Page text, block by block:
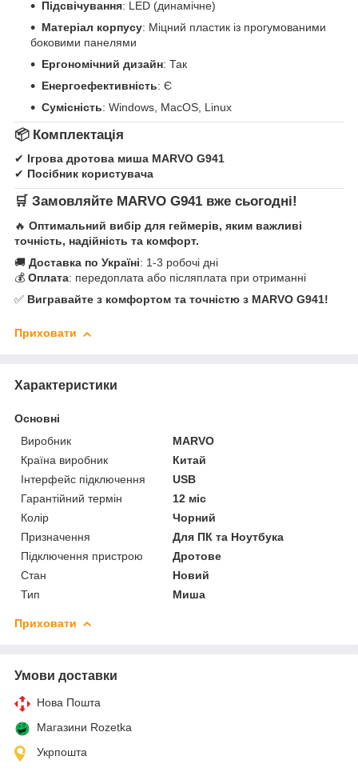
Підсвічування: LED (динамічне)
Матеріал корпусу: Міцний пластик із прогумованими
боковими панелями
Ергономічний дизайн: Так
Енергоефективність: Є
Сумісність: Windows, MacOS, Linux
📦 Комплектація
✔ Ігрова дротова миша MARVO G941
✔ Посібник користувача
🛒 Замовляйте MARVO G941 вже сьогодні!
🔥 Оптимальний вибір для геймерів, яким важливі
точність, надійність та комфорт.
🚚 Доставка по Україні: 1-3 робочі дні
💰 Оплата: передоплата або післяплата при отриманні
✅ Вигравайте з комфортом та точністю з MARVO G941!
Приховати
Характеристики
Основні
Виробник
MARVO
Країна виробник
Китай
Інтерфейс підключення
USB
Гарантійний термін
12 міс
Колір
Чорний
Призначення
Для ПК та Ноутбука
Підключення пристрою
Дротове
Стан
Новий
Тип
Миша
Приховати
Умови доставки
Нова Пошта
Магазини Rozetka
Укрпошта